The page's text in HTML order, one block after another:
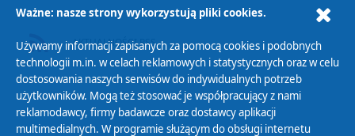
AKTUALNOŚCI RSS
Ważne: nasze strony wykorzystują pliki cookies.
Używamy informacji zapisanych za pomocą cookies i podobnych
technologii m.in. w celach reklamowych i statystycznych oraz w celu
dostosowania naszych serwisów do indywidualnych potrzeb
użytkowników. Mogą też stosować je współpracujący z nami
reklamodawcy, firmy badawcze oraz dostawcy aplikacji
multimedialnych. W programie służącym do obsługi internetu